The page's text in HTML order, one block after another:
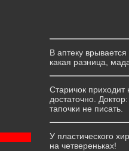
В аптеку
какая разница,
Старичок
достаточно.
тапочки не писать.
У пластического
на четвереньках!